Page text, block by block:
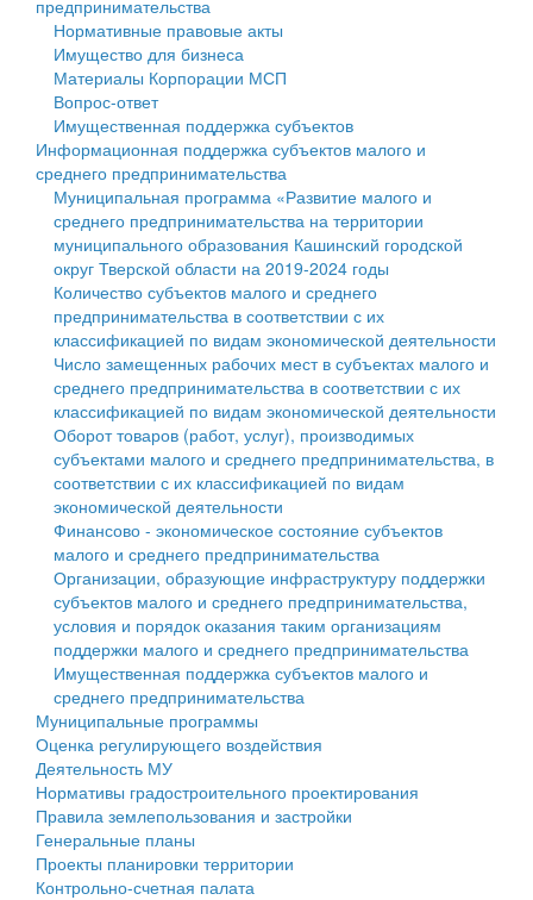
Государственные услуги
Промышленность и АПК
Экономика и бизнес
...
Символика
Устав
Гостям округа
Туризм
Культура
Образование
Здравоохранение
Социальная защита
Фотоальбом
муниципального округа Тверской области
Администрация Кашинского муниципального округа
Тверской области
Управление сельскими территориями
Открытые данные
Работа с обращениями граждан
Муниципальный контроль
Муниципальные услуги
Проекты административных регламентов
Антимонопольный комплаенс
Противодействие коррупции
Финансовое управление
Бюджет для граждан
Имущество
Выявление правообладателей ранее учтенных
объектов недвижимости
Имущественная поддержка субъектов малого и
среднего предпринимательства
Информационная поддержка субъектов малого и
среднего предпринимательства
Муниципальные программы
Контрольно-счетная палата
Персональные данные
Оценка регулирующего воздействия
Деятельность МУ
Нормативы градостроительного проектирования
Правила землепользования и застройки
Генеральные планы
Проекты планировки территории
Собрание депутатов
предпринимательства
Нормативные правовые акты
Имущество для бизнеса
Материалы Корпорации МСП
Вопрос-ответ
Имущественная поддержка субъектов
Информационная поддержка субъектов малого и
среднего предпринимательства
Муниципальная программа «Развитие малого и
среднего предпринимательства на территории
муниципального образования Кашинский городской
округ Тверской области на 2019-2024 годы
Количество субъектов малого и среднего
предпринимательства в соответствии с их
классификацией по видам экономической деятельности
Число замещенных рабочих мест в субъектах малого и
среднего предпринимательства в соответствии с их
классификацией по видам экономической деятельности
Оборот товаров (работ, услуг), производимых
субъектами малого и среднего предпринимательства, в
соответствии с их классификацией по видам
экономической деятельности
Финансово - экономическое состояние субъектов
малого и среднего предпринимательства
Организации, образующие инфраструктуру поддержки
субъектов малого и среднего предпринимательства,
условия и порядок оказания таким организациям
поддержки малого и среднего предпринимательства
Имущественная поддержка субъектов малого и
среднего предпринимательства
Муниципальные программы
Оценка регулирующего воздействия
Деятельность МУ
Нормативы градостроительного проектирования
Правила землепользования и застройки
Генеральные планы
Проекты планировки территории
Контрольно-счетная палата